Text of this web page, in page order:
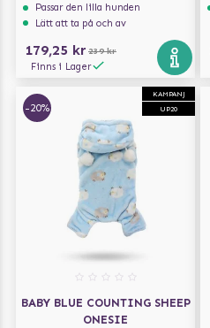
Passar den lilla hunden
Lätt att ta på och av
179,25 kr 239 kr
Finns i Lager
KAMPANJ
UP20
-20%
BABY BLUE COUNTING SHEEP
ONESIE